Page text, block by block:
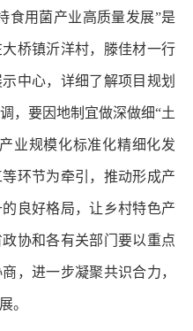
用菌产业高质量发展”是
桥镇沂洋村，滕佳材一行
中心，详细了解项目规划
，要因地制宜做深做细“土
业规模化标准化精细化发
环节为牵引，推动形成产
良好格局，让乡村特色产
协和各有关部门要以重点
，进一步凝聚共识合力，
。